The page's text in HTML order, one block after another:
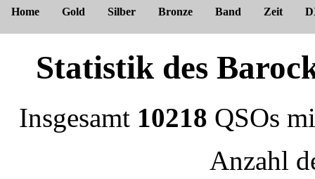
Home Gold Silber Bronze Band Zeit
Statistik des
Insgesamt 10218 QSOs
Anzahl